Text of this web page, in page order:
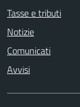
Tasse e tributi
Notizie
Comunicati
Avvisi